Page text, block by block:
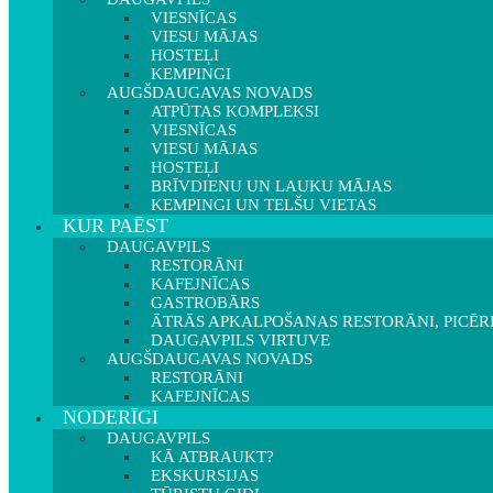
VIESNĪCAS
VIESU MĀJAS
HOSTEĻI
KEMPINGI
AUGŠDAUGAVAS NOVADS
ATPŪTAS KOMPLEKSI
VIESNĪCAS
VIESU MĀJAS
HOSTEĻI
BRĪVDIENU UN LAUKU MĀJAS
KEMPINGI UN TELŠU VIETAS
KUR PAĒST
DAUGAVPILS
RESTORĀNI
KAFEJNĪCAS
GASTROBĀRS
ĀTRĀS APKALPOŠANAS RESTORĀNI,
DAUGAVPILS VIRTUVE
AUGŠDAUGAVAS NOVADS
RESTORĀNI
KAFEJNĪCAS
NODERĪGI
DAUGAVPILS
KĀ ATBRAUKT?
EKSKURSIJAS